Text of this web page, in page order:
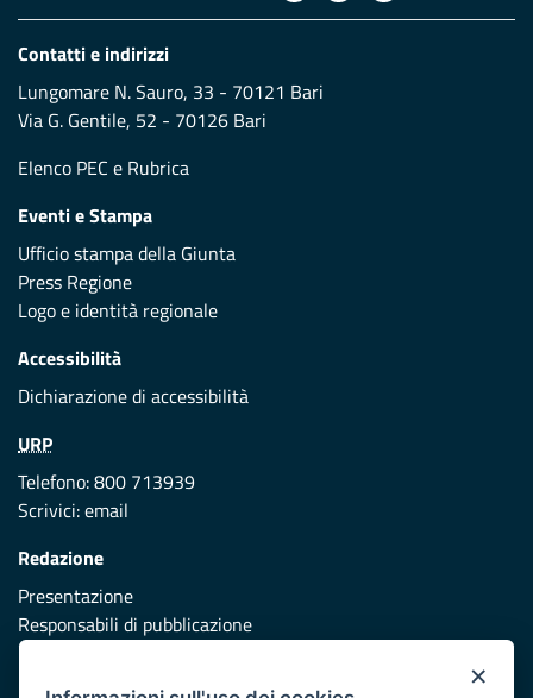
Contatti e indirizzi
Lungomare N. Sauro, 33 - 70121 Bari
Via G. Gentile, 52 - 70126 Bari
Elenco PEC e Rubrica
Eventi e Stampa
Ufficio stampa della Giunta
Press Regione
Logo e identità regionale
Accessibilità
Dichiarazione di accessibilità
URP
Telefono: 800 713939
Scrivici:email
Redazione
Presentazione
Responsabili di pubblicazione
×